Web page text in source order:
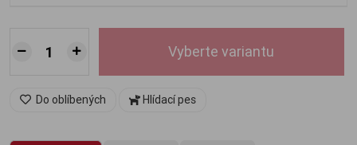
Vyberte variantu
Do oblíbených Hlídací pes